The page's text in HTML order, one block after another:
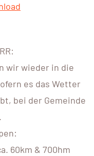
wir wieder in die
es das Wetter
bei der Gemeinde
60km & 700hm